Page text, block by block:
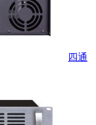
四通